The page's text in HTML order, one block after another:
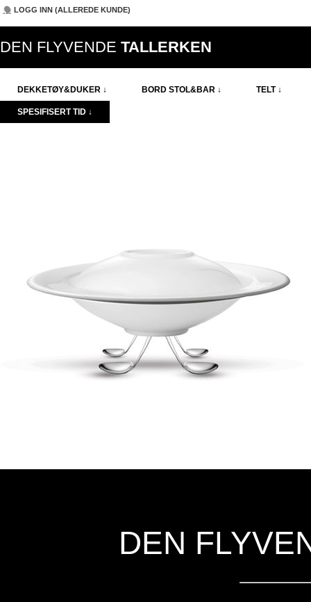
LOGG INN (ALLEREDE KUNDE)
DEN FLYVENDE TALLERKEN
DEKKETØY&DUKER ↓ BORD STOL&BAR ↓ TELT ↓
SPESIFISERT TID ↓
DEN